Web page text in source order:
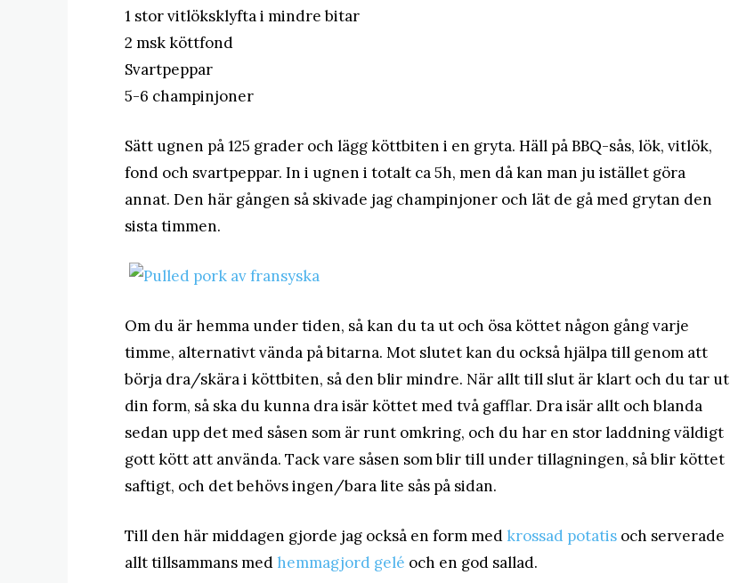
1 stor vitlöksklyfta i mindre bitar
2 msk köttfond
Svartpeppar
5-6 champinjoner
Sätt ugnen på 125 grader och lägg köttbiten i en gryta. Häll på BBQ-sås, lök, vitlök,
fond och svartpeppar. In i ugnen i totalt ca 5h, men då kan man ju istället göra
annat. Den här gången så skivade jag champinjoner och lät de gå med grytan den
sista timmen.
Om du är hemma under tiden, så kan du ta ut och ösa köttet någon gång varje
timme, alternativt vända på bitarna. Mot slutet kan du också hjälpa till genom att
börja dra/skära i köttbiten, så den blir mindre. När allt till slut är klart och du tar ut
din form, så ska du kunna dra isär köttet med två gafflar. Dra isär allt och blanda
sedan upp det med såsen som är runt omkring, och du har en stor laddning väldigt
gott kött att använda. Tack vare såsen som blir till under tillagningen, så blir köttet
saftigt, och det behövs ingen/bara lite sås på sidan.
Till den här middagen gjorde jag också en form med krossad potatis och serverade
allt tillsammans med hemmagjord gelé och en god sallad.